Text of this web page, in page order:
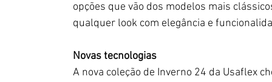
opções que vão dos modelos mais
qualquer look com elegância e
Novas tecnologias
A nova coleção de Inverno 24 da Usaflex